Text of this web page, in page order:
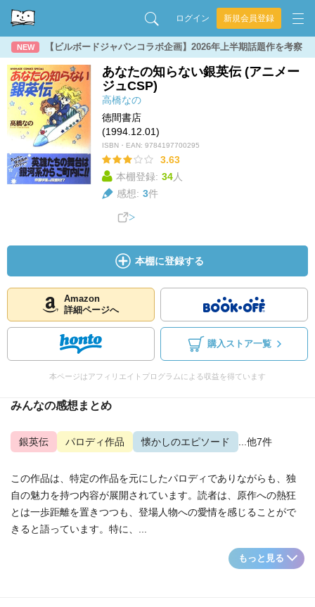
ログイン 新規会員登録
NEW 【ビルボードジャパンコラボ企画】2026年上半期話題作を考察
あなたの知らない銀英伝 (アニメー
ジュCSP)
高橋なの
徳間書店
(1994.12.01)
ISBN・EAN: 9784197700295
3.63
本棚登録: 34人
感想: 3件
本棚に登録する
Amazon
詳細ページへ
購入ストア一覧
本ページはアフィリエイトプログラムによる収益を得ています
みんなの感想まとめ
銀英伝 パロディ作品 懐かしのエピソード ...他7件
この作品は、特定の作品を元にしたパロディでありながらも、独
自の魅力を持つ内容が展開されています。読者は、原作への熱狂
とは一歩距離を置きつつも、登場人物への愛情を感じることがで
きると語っています。特に、...
もっと見る